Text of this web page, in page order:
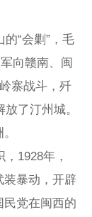
“会剿”，毛
向赣南、闽
寨战斗，歼
了汀州城。
1928年，
装暴动，开辟
民党在闽西的